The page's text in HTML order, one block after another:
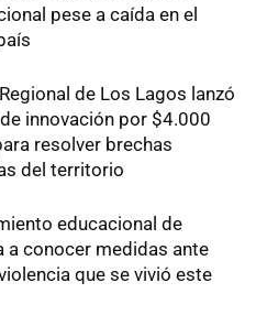
pese a caída en el
de Los Lagos lanzó
innovación por $4.000
resolver brechas
del territorio
educacional de
a conocer medidas ante
que se vivió este